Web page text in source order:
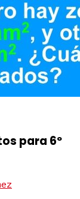
para 6º